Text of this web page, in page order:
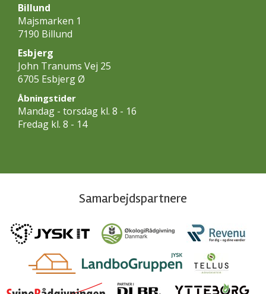
Billund
Majsmarken 1
7190 Billund
Esbjerg
John Tranums Vej 25
6705 Esbjerg Ø
Åbningstider
Mandag - torsdag kl. 8 - 16
Fredag kl. 8 - 14
Samarbejdspartnere